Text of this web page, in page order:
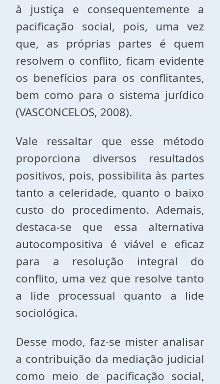
à justiça e consequentemente a
pacificação social, pois, uma vez
que, as próprias partes é quem
resolvem o conflito, ficam evidente
os benefícios para os conflitantes,
bem como para o sistema jurídico
(VASCONCELOS, 2008).
Vale ressaltar que esse método
proporciona diversos resultados
positivos, pois, possibilita às partes
tanto a celeridade, quanto o baixo
custo do procedimento. Ademais,
destaca-se que essa alternativa
autocompositiva é viável e eficaz
para a resolução integral do
conflito, uma vez que resolve tanto
a lide processual quanto a lide
sociológica.
Desse modo, faz-se mister analisar
a contribuição da mediação judicial
como meio de pacificação social,